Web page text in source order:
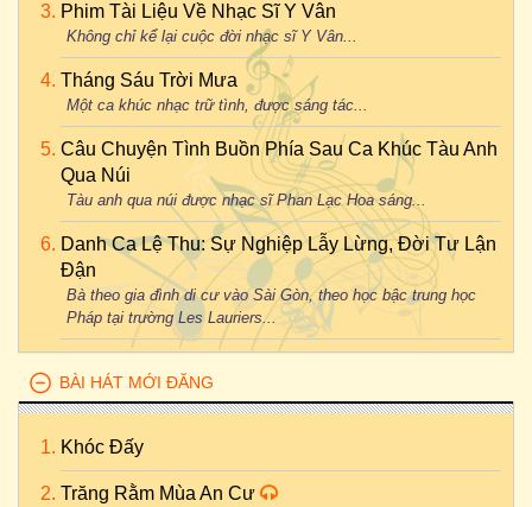
Phim Tài Liệu Về Nhạc Sĩ Y Vân
Không chỉ kể lại cuộc đời nhạc sĩ Y Vân...
Tháng Sáu Trời Mưa
Một ca khúc nhạc trữ tình, được sáng tác...
Câu Chuyện Tình Buồn Phía Sau Ca Khúc Tàu Anh
Qua Núi
Tàu anh qua núi được nhạc sĩ Phan Lạc Hoa sáng...
Danh Ca Lệ Thu: Sự Nghiệp Lẫy Lừng, Đời Tư Lận
Đận
Bà theo gia đình di cư vào Sài Gòn, theo học bậc trung học
Pháp tại trường Les Lauriers...
BÀI HÁT MỚI ĐĂNG
Khóc Đấy
Trăng Rằm Mùa An Cư